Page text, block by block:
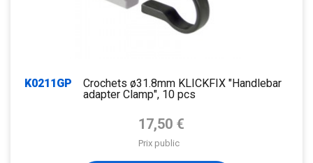
K0211GP
Crochets ø31.8mm KLICKFIX "Handlebar
adapter Clamp", 10 pcs
Prix de base
17,50 €
Prix public